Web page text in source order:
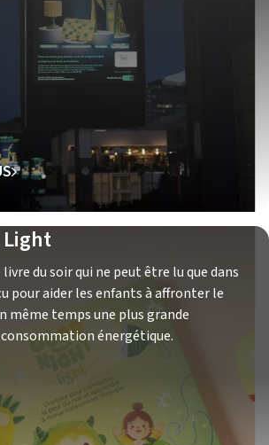
du soir qui ne peut être lu que dans
pour aider les enfants à affronter le
même temps une plus grande
énergétique.